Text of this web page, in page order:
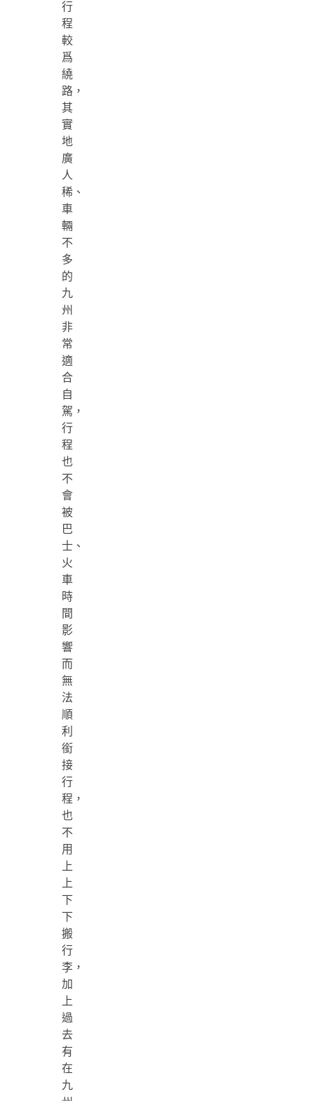
行
程
較
爲
繞
路，
其
實
地
廣
人
稀、
車
輛
不
多
的
九
州
非
常
適
合
自
駕，
行
程
也
不
會
被
巴
士、
火
車
時
間
影
響
而
無
法
順
利
銜
接
行
程，
也
不
用
上
上
下
下
搬
行
李，
加
上
過
去
有
在
九